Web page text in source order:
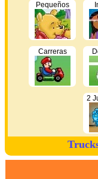
Pequeños
Carreras
2